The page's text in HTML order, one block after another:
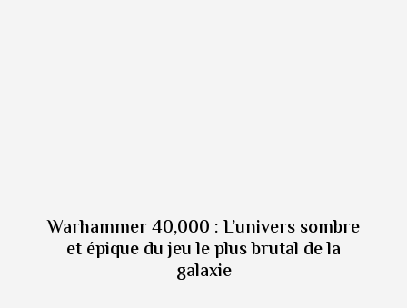
Warhammer 40,000 : L’univers sombre
et épique du jeu le plus brutal de la
galaxie